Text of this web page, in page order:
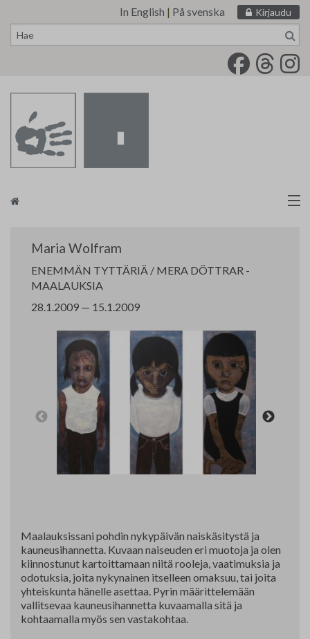
In English | På svenska Kirjaudu
sisältöön
Näyttelytoiminta
Tarvikevälitys
Jäsenluettelo
Maria Wolfram
ENEMMÄN TYTTÄRIÄ / MERA DÖTTRAR -
MAALAUKSIA
28.1.2009 — 15.1.2009
Maalauksissani pohdin nykypäivän naiskäsitystä ja
kauneusihannetta. Kuvaan naiseuden eri muotoja ja olen
kiinnostunut kartoittamaan niitä rooleja, vaatimuksia ja
odotuksia, joita nykynainen itselleen omaksuu, tai joita
yhteiskunta hänelle asettaa. Pyrin määrittelemään
vallitsevaa kauneusihannetta kuvaamalla sitä ja
kohtaamalla myös sen vastakohtaa.